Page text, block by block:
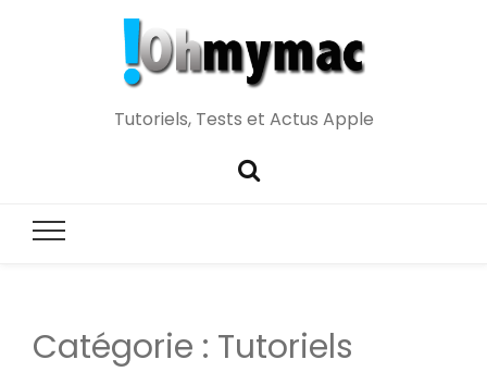
Tutoriels, Tests et Actus Apple
Catégorie : Tutoriels